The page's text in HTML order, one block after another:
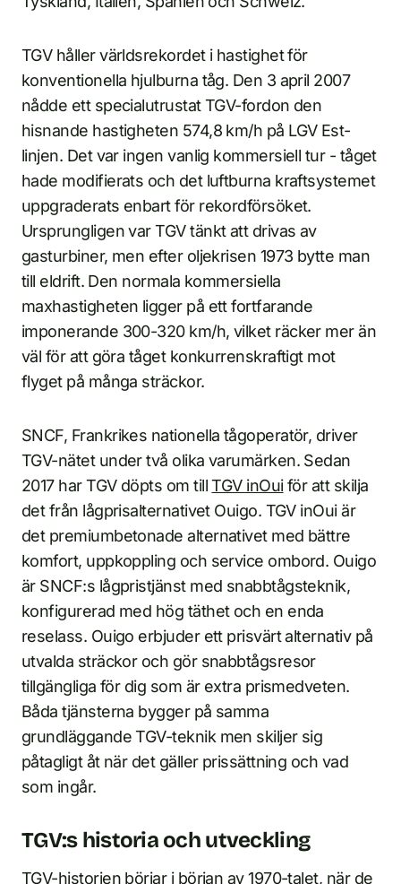
TGV håller världsrekordet i hastighet för
konventionella hjulburna tåg. Den 3 april 2007
nådde ett specialutrustat TGV-fordon den
hisnande hastigheten 574,8 km/h på LGV Est-
linjen. Det var ingen vanlig kommersiell tur - tåget
hade modifierats och det luftburna kraftsystemet
uppgraderats enbart för rekordförsöket.
Ursprungligen var TGV tänkt att drivas av
gasturbiner, men efter oljekrisen 1973 bytte man
till eldrift. Den normala kommersiella
maxhastigheten ligger på ett fortfarande
imponerande 300-320 km/h, vilket räcker mer än
väl för att göra tåget konkurrenskraftigt mot
flyget på många sträckor.
SNCF, Frankrikes nationella tågoperatör, driver
TGV-nätet under två olika varumärken. Sedan
2017 har TGV döpts om tillTGV inOuiför att skilja
det från lågprisalternativet Ouigo. TGV inOui är
det premiumbetonade alternativet med bättre
komfort, uppkoppling och service ombord. Ouigo
är SNCF:s lågpristjänst med snabbtågsteknik,
konfigurerad med hög täthet och en enda
reselass. Ouigo erbjuder ett prisvärt alternativ på
utvalda sträckor och gör snabbtågsresor
tillgängliga för dig som är extra prismedveten.
Båda tjänsterna bygger på samma
grundläggande TGV-teknik men skiljer sig
påtagligt åt när det gäller prissättning och vad
som ingår.
TGV:s historia och utveckling
TGV-historien börjar i början av 1970-talet, när de